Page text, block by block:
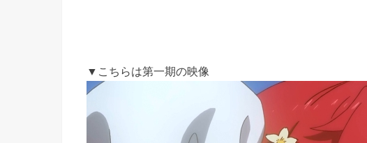
▼こちらは第一期の映像